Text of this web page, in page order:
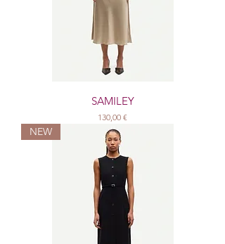
SAMILEY
Prix
130,00 €
NEW